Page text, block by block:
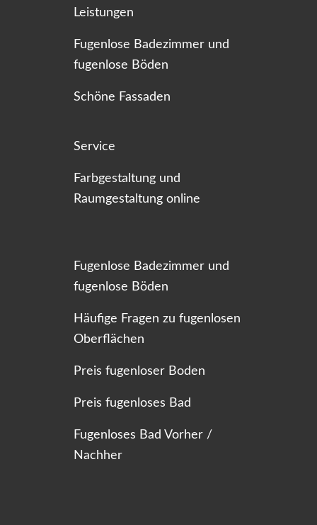
Leistungen
Fugenlose Badezimmer und
fugenlose Böden
Schöne Fassaden
Service
Farbgestaltung und
Raumgestaltung online
Fugenlose Badezimmer und
fugenlose Böden
Häufige Fragen zu fugenlosen
Oberflächen
Preis fugenloser Boden
Preis fugenloses Bad
Fugenloses Bad Vorher /
Nachher